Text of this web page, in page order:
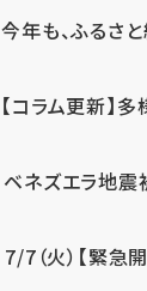
今年も、ふるさ
【コラム更新】
ベネズエラ地
7/7（火）【緊